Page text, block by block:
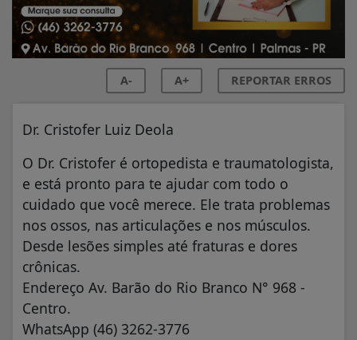
A- A+ REPORTAR ERROS
Dr. Cristofer Luiz Deola
O Dr. Cristofer é ortopedista e traumatologista,
e está pronto para te ajudar com todo o
cuidado que você merece. Ele trata problemas
nos ossos, nas articulações e nos músculos.
Desde lesões simples até fraturas e dores
crônicas.
Endereço Av. Barão do Rio Branco N° 968 -
Centro.
WhatsApp (46) 3262-3776